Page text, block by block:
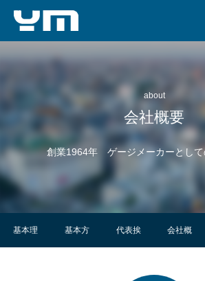
about
会社概要
創業1964年 ゲージメーカーとして
基本理 基本方 代表挨 会社概